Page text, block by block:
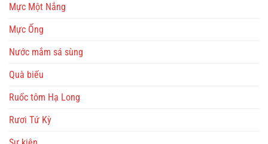
Mực Một Nắng
Mực Ống
Nước mắm sá sùng
Quà biếu
Ruốc tôm Hạ Long
Rươi Tứ Kỳ